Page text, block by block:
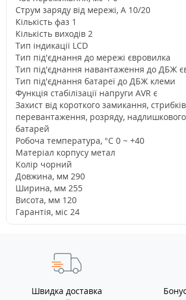
Струм заряду від мережі, A 10/20
Кількість фаз 1
Кількість виходів 2
Тип індикації LCD
Тип під'єднання до мережі євровилка
Тип під'єднання навантаження до ДБЖ
Тип під'єднання батареї до ДБЖ клеми
Функція стабілізації напруги AVR є
Захист від короткого замикання,
перевантаження, розряду,
батарей
Робоча температура, °C 0 ~ +40
Матеріал корпусу метал
Колір чорний
Довжина, мм 290
Ширина, мм 255
Висота, мм 120
Гарантія, міс 24
Швидка доставка